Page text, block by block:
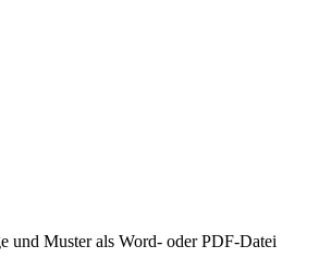
und Muster als Word- oder PDF-Datei